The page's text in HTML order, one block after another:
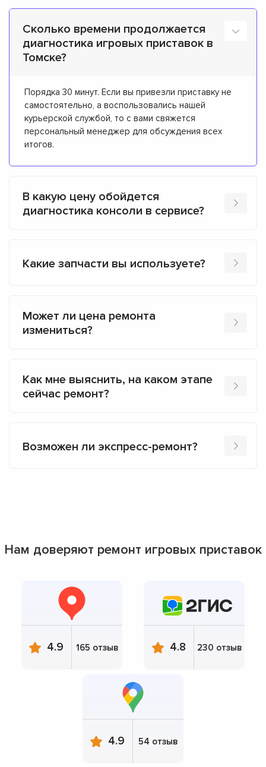
Сколько времени продолжается
диагностика игровых приставок в
Томске?
Порядка 30 минут. Если вы привезли приставку не
самостоятельно, а воспользовались нашей
курьерской службой, то с вами свяжется
персональный менеджер для обсуждения всех
итогов.
В какую цену обойдется
диагностика консоли в сервисе?
Какие запчасти вы используете?
Может ли цена ремонта
измениться?
Как мне выяснить, на каком этапе
сейчас ремонт?
Возможен ли экспресс-ремонт?
Нам доверяют ремонт игровых приставок
4.9 165 отзыв 4.8 230 отзыв
4.9 54 отзыв